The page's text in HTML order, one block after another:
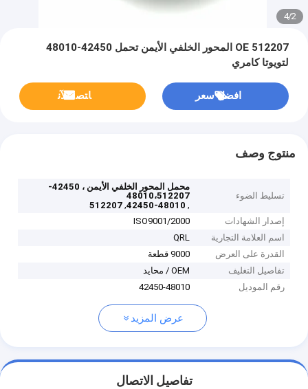
2
/
4
OE 512207 المحور الخلفي الأيمن تحمل 42450-48010
لتويوتا كامري
افضل سعر ﺎﺘﺼﻟ ﺍﻶﻧ
منتوج وصف
تسليط الضوء
محمل المحور الخلفي الأيمن ، 42450-
48010،512207
,
42450-48010
,
512207
إصدار الشهادات
ISO9001/2000
اسم العلامة التجارية
QRL
القدرة على العرض
9000 قطعة
تفاصيل التغليف
OEM / محايد
رقم الموديل
42450-48010
عرض المزيد
تفاصيل الاتصال